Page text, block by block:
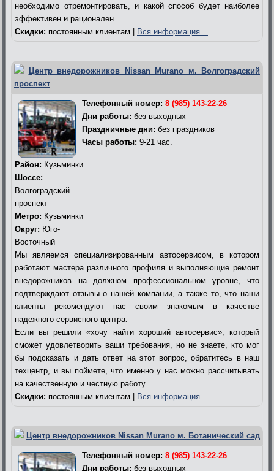
необходимо отремонтировать, и какой способ будет наиболее
эффективен и рационален.
Скидки: постоянным клиентам | Вся информация…
Центр внедорожников Nissan Murano м. Волгоградский
проспект
Телефонный номер: 8 (985) 143-22-26
Дни работы: без выходных
Праздничные дни: без праздников
Часы работы: 9-21 час.
Район: Кузьминки
Шоссе:
Волгоградский
проспект
Метро: Кузьминки
Округ: Юго-
Восточный
Мы являемся специализированным автосервисом, в котором
работают мастера различного профиля и выполняющие ремонт
внедорожников на должном профессиональном уровне, что
подтверждают отзывы о нашей компании, а также то, что наши
клиенты рекомендуют нас своим знакомым в качестве
надежного сервисного центра.
Если вы решили «хочу найти хороший автосервис», который
сможет удовлетворить ваши требования, но не знаете, кто мог
бы подсказать и дать ответ на этот вопрос, обратитесь в наш
техцентр, и вы поймете, что именно у нас можно рассчитывать
на качественную и честную работу.
Скидки: постоянным клиентам | Вся информация…
Центр внедорожников Nissan Murano м. Ботанический сад
Телефонный номер: 8 (985) 143-22-26
Дни работы: без выходных